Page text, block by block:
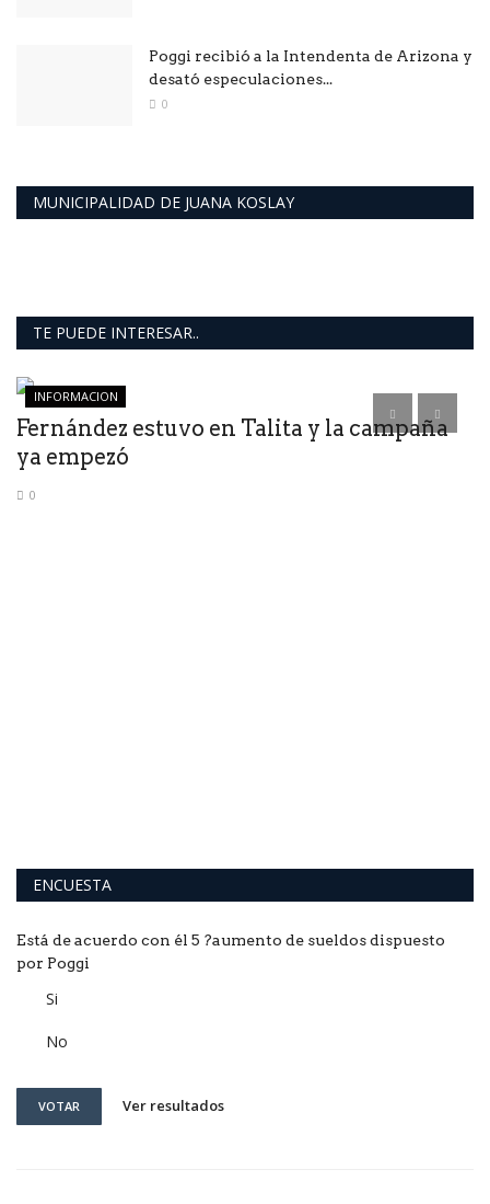
Poggi recibió a la Intendenta de Arizona y
desató especulaciones...
0
MUNICIPALIDAD DE JUANA KOSLAY
TE PUEDE INTERESAR..
INFORMACION
Fernández estuvo en Talita y la campaña
ya empezó
0
ENCUESTA
Está de acuerdo con él 5 ?aumento de sueldos dispuesto
por Poggi
Si
No
VOTAR Ver resultados